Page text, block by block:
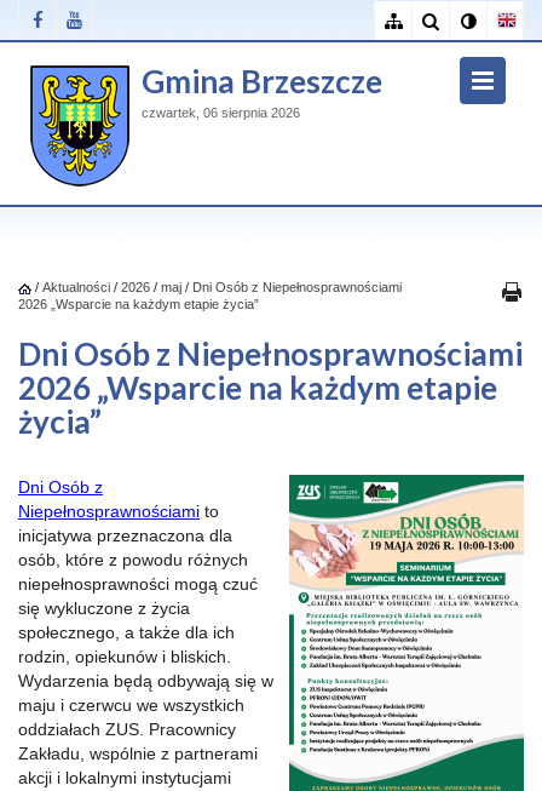
Gmina Brzeszcze
czwartek, 06 sierpnia 2026
/ Aktualności / 2026 / maj / Dni Osób z Niepełnosprawnościami
2026 „Wsparcie na każdym etapie życia”
Dni Osób z Niepełnosprawnościami
2026 „Wsparcie na każdym etapie
życia”
Dni Osób z
Niepełnosprawnościami to
inicjatywa przeznaczona dla
osób, które z powodu różnych
niepełnosprawności mogą czuć
się wykluczone z życia
społecznego, a także dla ich
rodzin, opiekunów i bliskich.
Wydarzenia będą odbywają się w
maju i czerwcu we wszystkich
oddziałach ZUS. Pracownicy
Zakładu, wspólnie z partnerami
akcji i lokalnymi instytucjami